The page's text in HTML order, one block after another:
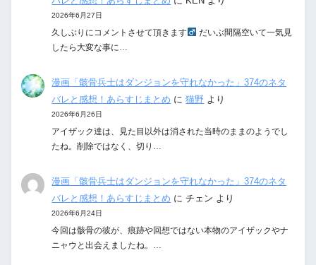
2026年6月27日
久しぶりにコメントさせて頂きます‍
だいぶ間隔空いて一気見
したら大変な事に…
漫画「骸骨兵士はダンジョンを守れなかった」374のネタ
バレと感想！あらすじまとめ に猫野 より
2026年6月26日
アイザック達は、見た目以外は消された当時のままのようでし
たね。削除ではなく、切り…
漫画「骸骨兵士はダンジョンを守れなかった」374のネタ
バレと感想！あらすじまとめ にチェン より
2026年6月24日
今回は骸骨の彼が、痕跡や回想ではない本物のアイザックやナ
ニャウと出会えましたね。…